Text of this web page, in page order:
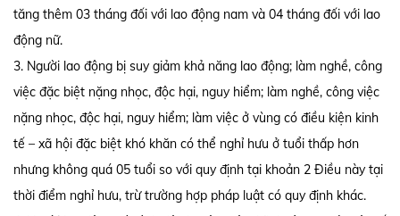
tăng thêm 03 tháng đối với lao động nam và 04 tháng đối với lao
động nữ.
3. Người lao động bị suy giảm khả năng lao động; làm nghề, công
việc đặc biệt nặng nhọc, độc hại, nguy hiểm; làm nghề, công việc
nặng nhọc, độc hại, nguy hiểm; làm việc ở vùng có điều kiện kinh
tế – xã hội đặc biệt khó khăn có thể nghỉ hưu ở tuổi thấp hơn
nhưng không quá 05 tuổi so với quy định tại khoản 2 Điều này tại
thời điểm nghỉ hưu, trừ trường hợp pháp luật có quy định khác.